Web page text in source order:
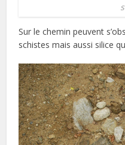
Sur le chemin peuvent
schistes mais aussi silice